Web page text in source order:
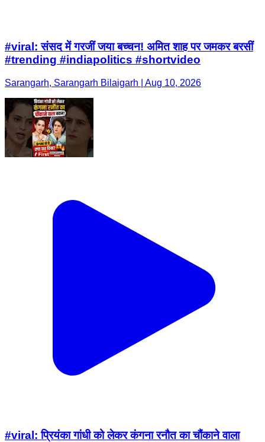
#viral: संसद में गरजीं जया बच्चन! अमित शाह पर जमकर बरसीं
#trending #indiapolitics #shortvideo
Sarangarh, Sarangarh Bilaigarh | Aug 10, 2026
#viral: प्रियंका गांधी को लेकर कंगना रनौत का चौंकाने वाला